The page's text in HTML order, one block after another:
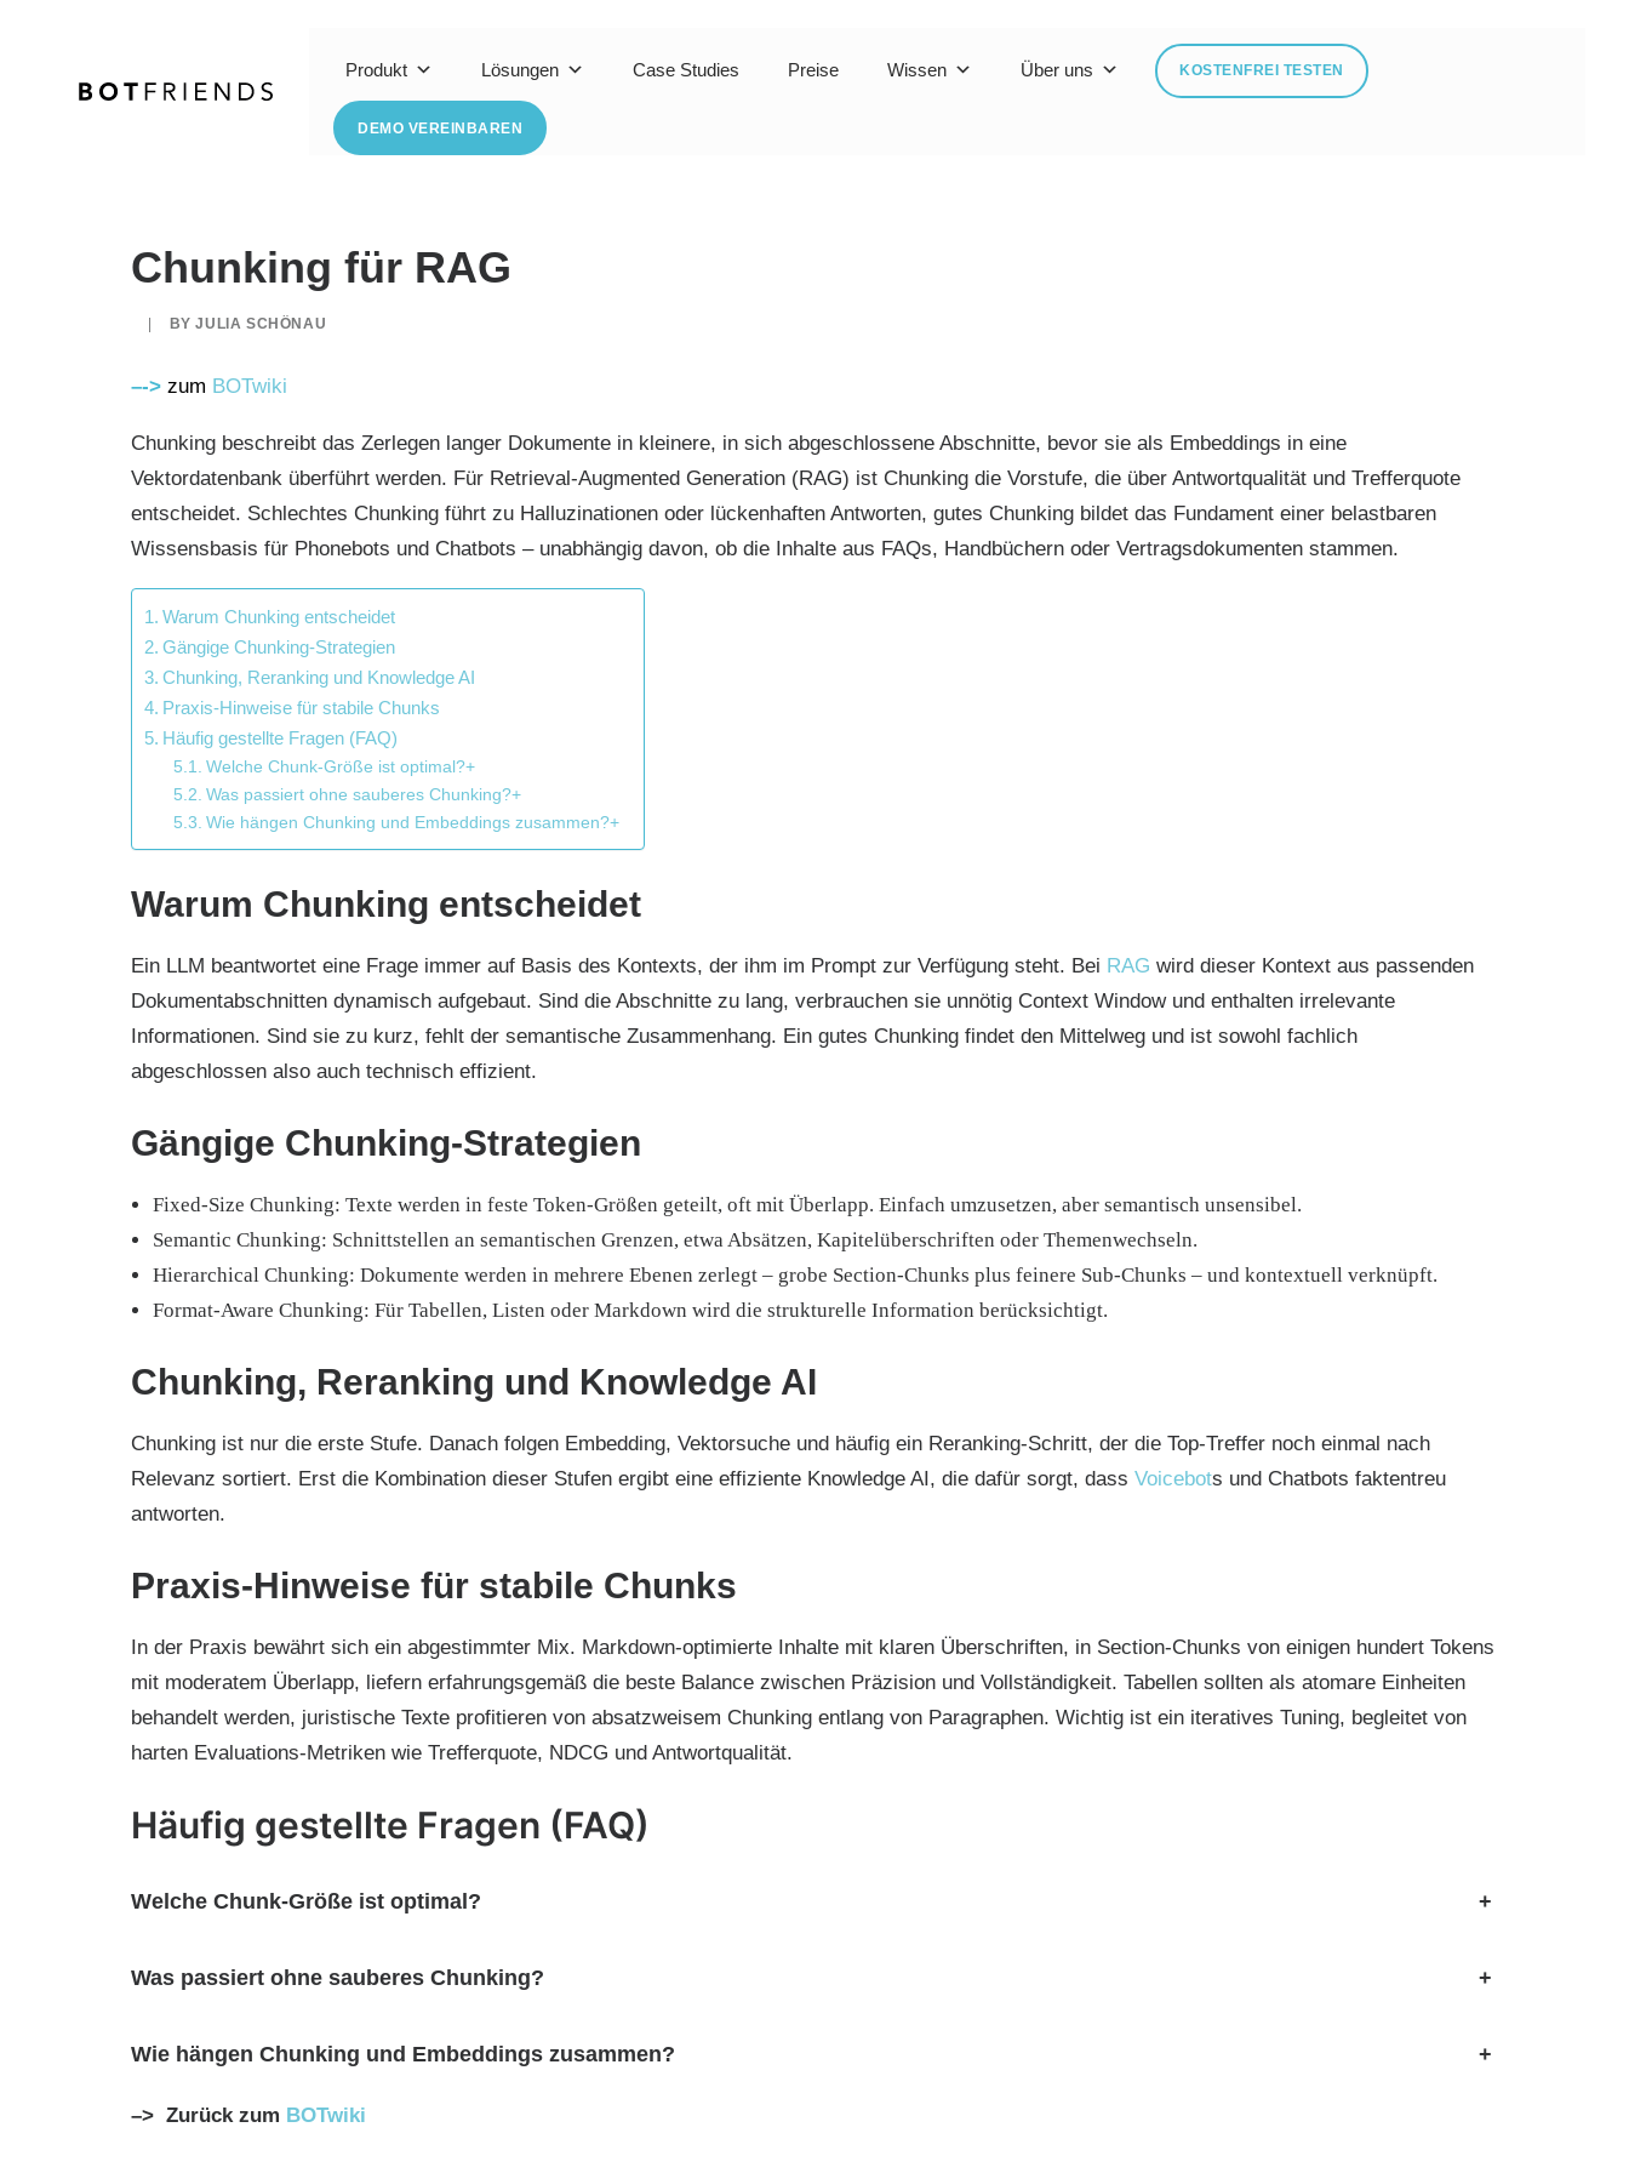
Produkt Lösungen Case Studies Preise Wissen Über uns KOSTENFREI TESTEN
DEMO VEREINBAREN
Chunking für RAG
BYJULIA SCHÖNAU
–-> zum BOTwiki
Chunking beschreibt das Zerlegen langer Dokumente in kleinere, in sich abgeschlossene Abschnitte, bevor sie als Embeddings in eine
Vektordatenbank überführt werden. Für Retrieval-Augmented Generation (RAG) ist Chunking die Vorstufe, die über Antwortqualität und Trefferquote
entscheidet. Schlechtes Chunking führt zu Halluzinationen oder lückenhaften Antworten, gutes Chunking bildet das Fundament einer belastbaren
Wissensbasis für Phonebots und Chatbots – unabhängig davon, ob die Inhalte aus FAQs, Handbüchern oder Vertragsdokumenten stammen.
Warum Chunking entscheidet
Gängige Chunking-Strategien
Chunking, Reranking und Knowledge AI
Praxis-Hinweise für stabile Chunks
Häufig gestellte Fragen (FAQ)
Welche Chunk-Größe ist optimal?+
Was passiert ohne sauberes Chunking?+
Wie hängen Chunking und Embeddings zusammen?+
Warum Chunking entscheidet
Ein LLM beantwortet eine Frage immer auf Basis des Kontexts, der ihm im Prompt zur Verfügung steht. Bei RAG wird dieser Kontext aus passenden
Dokumentabschnitten dynamisch aufgebaut. Sind die Abschnitte zu lang, verbrauchen sie unnötig Context Window und enthalten irrelevante
Informationen. Sind sie zu kurz, fehlt der semantische Zusammenhang. Ein gutes Chunking findet den Mittelweg und ist sowohl fachlich
abgeschlossen also auch technisch effizient.
Gängige Chunking-Strategien
Fixed-Size Chunking: Texte werden in feste Token-Größen geteilt, oft mit Überlapp. Einfach umzusetzen, aber semantisch unsensibel.
Semantic Chunking: Schnittstellen an semantischen Grenzen, etwa Absätzen, Kapitelüberschriften oder Themenwechseln.
Hierarchical Chunking: Dokumente werden in mehrere Ebenen zerlegt – grobe Section-Chunks plus feinere Sub-Chunks – und kontextuell verknüpft.
Format-Aware Chunking: Für Tabellen, Listen oder Markdown wird die strukturelle Information berücksichtigt.
Chunking, Reranking und Knowledge AI
Chunking ist nur die erste Stufe. Danach folgen Embedding, Vektorsuche und häufig ein Reranking-Schritt, der die Top-Treffer noch einmal nach
Relevanz sortiert. Erst die Kombination dieser Stufen ergibt eine effiziente Knowledge AI, die dafür sorgt, dass Voicebots und Chatbots faktentreu
antworten.
Praxis-Hinweise für stabile Chunks
In der Praxis bewährt sich ein abgestimmter Mix. Markdown-optimierte Inhalte mit klaren Überschriften, in Section-Chunks von einigen hundert Tokens
mit moderatem Überlapp, liefern erfahrungsgemäß die beste Balance zwischen Präzision und Vollständigkeit. Tabellen sollten als atomare Einheiten
behandelt werden, juristische Texte profitieren von absatzweisem Chunking entlang von Paragraphen. Wichtig ist ein iteratives Tuning, begleitet von
harten Evaluations-Metriken wie Trefferquote, NDCG und Antwortqualität.
Häufig gestellte Fragen (FAQ)
Welche Chunk-Größe ist optimal? +
Was passiert ohne sauberes Chunking? +
Wie hängen Chunking und Embeddings zusammen? +
–> Zurück zum BOTwiki